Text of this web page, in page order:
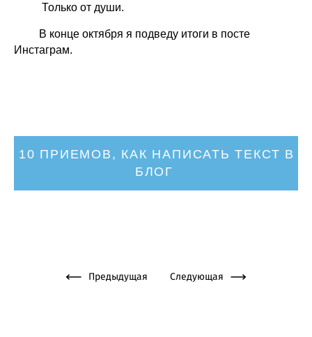
Только от души. ⠀
В конце октября я подведу итоги в посте
Инстаграм.
10 ПРИЕМОВ, КАК НАПИСАТЬ ТЕКСТ В
БЛОГ
Предыдущая Следующая